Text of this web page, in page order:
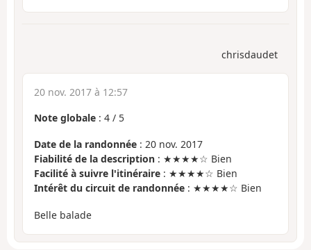
chrisdaudet
20 nov. 2017 à 12:57
Note globale : 4 / 5
Date de la randonnée : 20 nov. 2017
Fiabilité de la description : ★★★★☆ Bien
Facilité à suivre l'itinéraire : ★★★★☆ Bien
Intérêt du circuit de randonnée : ★★★★☆ Bien
Belle balade